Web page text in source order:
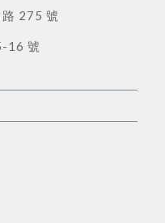
275 號
16 號